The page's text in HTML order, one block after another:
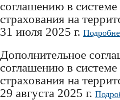
соглашению в системе
страхования на
31 июля 2025 г.
Дополнительное
соглашению в системе
страхования на
29 августа 2025 г.